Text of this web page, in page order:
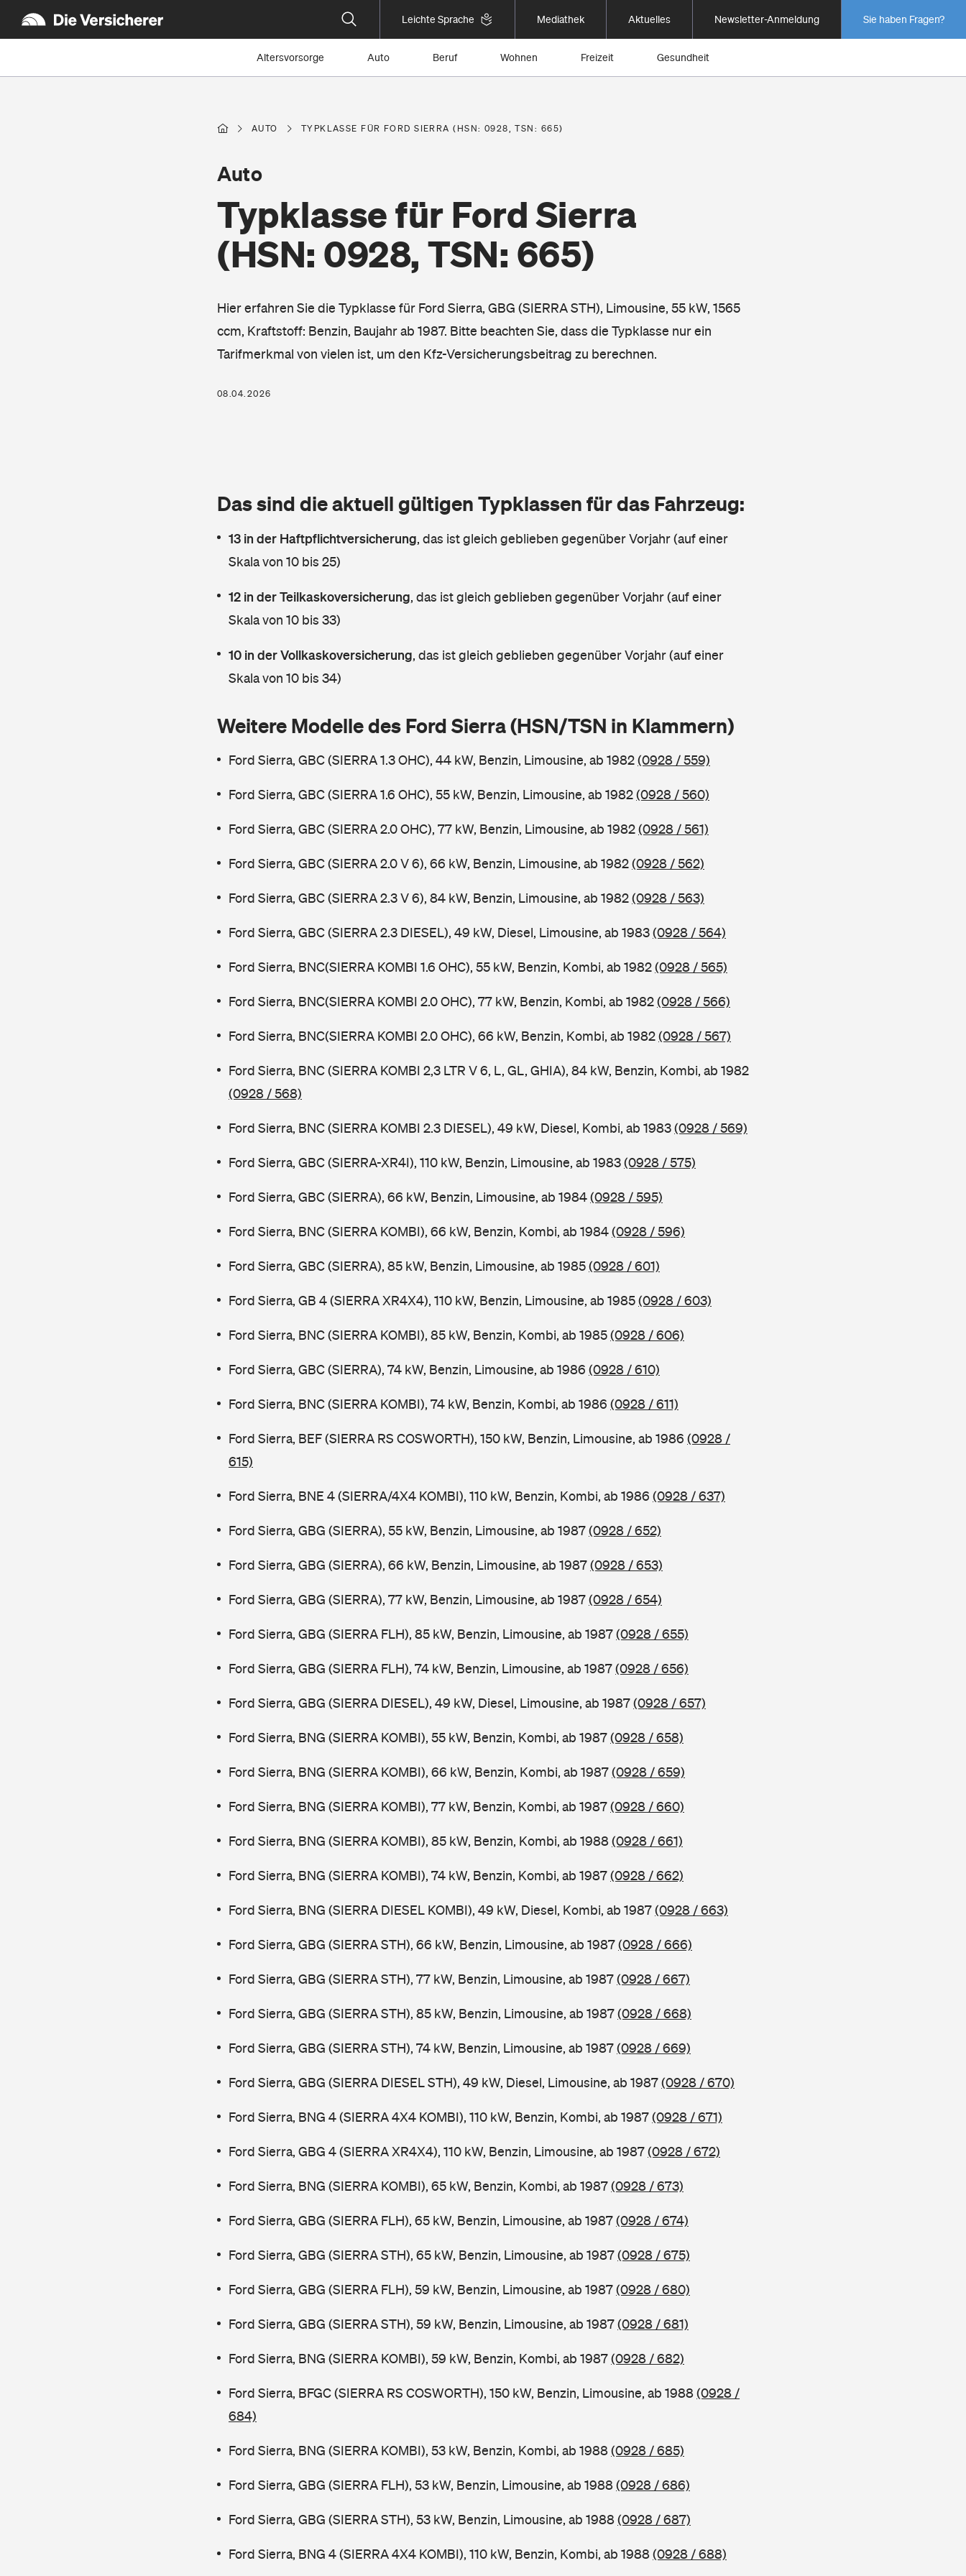
Leichte Sprache Mediathek Aktuelles Newsletter-Anmeldung Sie haben Fragen?
Altersvorsorge Auto Beruf Wohnen Freizeit Gesundheit
AUTO TYPKLASSE FÜR FORD SIERRA (HSN: 0928, TSN: 665)
Typklasse für Ford Sierra
(HSN: 0928, TSN: 665)
Auto
Hier erfahren Sie die Typklasse für Ford Sierra, GBG (SIERRA STH), Limousine, 55 kW, 1565
ccm, Kraftstoff: Benzin, Baujahr ab 1987. Bitte beachten Sie, dass die Typklasse nur ein
Tarifmerkmal von vielen ist, um den Kfz-Versicherungsbeitrag zu berechnen.
08.04.2026
Das sind die aktuell gültigen Typklassen für das Fahrzeug:
13 in der Haftpflichtversicherung, das ist gleich geblieben gegenüber Vorjahr (auf einer
Skala von 10 bis 25)
12 in der Teilkaskoversicherung, das ist gleich geblieben gegenüber Vorjahr (auf einer
Skala von 10 bis 33)
10 in der Vollkaskoversicherung, das ist gleich geblieben gegenüber Vorjahr (auf einer
Skala von 10 bis 34)
Weitere Modelle des Ford Sierra (HSN/TSN in Klammern)
Ford Sierra, GBC (SIERRA 1.3 OHC), 44 kW, Benzin, Limousine, ab 1982(0928 / 559)
Ford Sierra, GBC (SIERRA 1.6 OHC), 55 kW, Benzin, Limousine, ab 1982(0928 / 560)
Ford Sierra, GBC (SIERRA 2.0 OHC), 77 kW, Benzin, Limousine, ab 1982(0928 / 561)
Ford Sierra, GBC (SIERRA 2.0 V 6), 66 kW, Benzin, Limousine, ab 1982(0928 / 562)
Ford Sierra, GBC (SIERRA 2.3 V 6), 84 kW, Benzin, Limousine, ab 1982(0928 / 563)
Ford Sierra, GBC (SIERRA 2.3 DIESEL), 49 kW, Diesel, Limousine, ab 1983(0928 / 564)
Ford Sierra, BNC(SIERRA KOMBI 1.6 OHC), 55 kW, Benzin, Kombi, ab 1982(0928 / 565)
Ford Sierra, BNC(SIERRA KOMBI 2.0 OHC), 77 kW, Benzin, Kombi, ab 1982(0928 / 566)
Ford Sierra, BNC(SIERRA KOMBI 2.0 OHC), 66 kW, Benzin, Kombi, ab 1982(0928 / 567)
Ford Sierra, BNC (SIERRA KOMBI 2,3 LTR V 6, L, GL, GHIA), 84 kW, Benzin, Kombi, ab 1982
(0928 / 568)
Ford Sierra, BNC (SIERRA KOMBI 2.3 DIESEL), 49 kW, Diesel, Kombi, ab 1983(0928 / 569)
Ford Sierra, GBC (SIERRA-XR4I), 110 kW, Benzin, Limousine, ab 1983(0928 / 575)
Ford Sierra, GBC (SIERRA), 66 kW, Benzin, Limousine, ab 1984(0928 / 595)
Ford Sierra, BNC (SIERRA KOMBI), 66 kW, Benzin, Kombi, ab 1984(0928 / 596)
Ford Sierra, GBC (SIERRA), 85 kW, Benzin, Limousine, ab 1985(0928 / 601)
Ford Sierra, GB 4 (SIERRA XR4X4), 110 kW, Benzin, Limousine, ab 1985(0928 / 603)
Ford Sierra, BNC (SIERRA KOMBI), 85 kW, Benzin, Kombi, ab 1985(0928 / 606)
Ford Sierra, GBC (SIERRA), 74 kW, Benzin, Limousine, ab 1986 (0928 / 610)
Ford Sierra, BNC (SIERRA KOMBI), 74 kW, Benzin, Kombi, ab 1986 (0928 / 611)
Ford Sierra, BEF (SIERRA RS COSWORTH), 150 kW, Benzin, Limousine, ab 1986 (0928 /
615)
Ford Sierra, BNE 4 (SIERRA/4X4 KOMBI), 110 kW, Benzin, Kombi, ab 1986 (0928 / 637)
Ford Sierra, GBG (SIERRA), 55 kW, Benzin, Limousine, ab 1987(0928 / 652)
Ford Sierra, GBG (SIERRA), 66 kW, Benzin, Limousine, ab 1987(0928 / 653)
Ford Sierra, GBG (SIERRA), 77 kW, Benzin, Limousine, ab 1987(0928 / 654)
Ford Sierra, GBG (SIERRA FLH), 85 kW, Benzin, Limousine, ab 1987(0928 / 655)
Ford Sierra, GBG (SIERRA FLH), 74 kW, Benzin, Limousine, ab 1987(0928 / 656)
Ford Sierra, GBG (SIERRA DIESEL), 49 kW, Diesel, Limousine, ab 1987(0928 / 657)
Ford Sierra, BNG (SIERRA KOMBI), 55 kW, Benzin, Kombi, ab 1987(0928 / 658)
Ford Sierra, BNG (SIERRA KOMBI), 66 kW, Benzin, Kombi, ab 1987(0928 / 659)
Ford Sierra, BNG (SIERRA KOMBI), 77 kW, Benzin, Kombi, ab 1987(0928 / 660)
Ford Sierra, BNG (SIERRA KOMBI), 85 kW, Benzin, Kombi, ab 1988(0928 / 661)
Ford Sierra, BNG (SIERRA KOMBI), 74 kW, Benzin, Kombi, ab 1987(0928 / 662)
Ford Sierra, BNG (SIERRA DIESEL KOMBI), 49 kW, Diesel, Kombi, ab 1987(0928 / 663)
Ford Sierra, GBG (SIERRA STH), 66 kW, Benzin, Limousine, ab 1987(0928 / 666)
Ford Sierra, GBG (SIERRA STH), 77 kW, Benzin, Limousine, ab 1987(0928 / 667)
Ford Sierra, GBG (SIERRA STH), 85 kW, Benzin, Limousine, ab 1987(0928 / 668)
Ford Sierra, GBG (SIERRA STH), 74 kW, Benzin, Limousine, ab 1987(0928 / 669)
Ford Sierra, GBG (SIERRA DIESEL STH), 49 kW, Diesel, Limousine, ab 1987(0928 / 670)
Ford Sierra, BNG 4 (SIERRA 4X4 KOMBI), 110 kW, Benzin, Kombi, ab 1987(0928 / 671)
Ford Sierra, GBG 4 (SIERRA XR4X4), 110 kW, Benzin, Limousine, ab 1987(0928 / 672)
Ford Sierra, BNG (SIERRA KOMBI), 65 kW, Benzin, Kombi, ab 1987(0928 / 673)
Ford Sierra, GBG (SIERRA FLH), 65 kW, Benzin, Limousine, ab 1987(0928 / 674)
Ford Sierra, GBG (SIERRA STH), 65 kW, Benzin, Limousine, ab 1987(0928 / 675)
Ford Sierra, GBG (SIERRA FLH), 59 kW, Benzin, Limousine, ab 1987(0928 / 680)
Ford Sierra, GBG (SIERRA STH), 59 kW, Benzin, Limousine, ab 1987(0928 / 681)
Ford Sierra, BNG (SIERRA KOMBI), 59 kW, Benzin, Kombi, ab 1987(0928 / 682)
Ford Sierra, BFGC (SIERRA RS COSWORTH), 150 kW, Benzin, Limousine, ab 1988(0928 /
684)
Ford Sierra, BNG (SIERRA KOMBI), 53 kW, Benzin, Kombi, ab 1988(0928 / 685)
Ford Sierra, GBG (SIERRA FLH), 53 kW, Benzin, Limousine, ab 1988(0928 / 686)
Ford Sierra, GBG (SIERRA STH), 53 kW, Benzin, Limousine, ab 1988(0928 / 687)
Ford Sierra, BNG 4 (SIERRA 4X4 KOMBI), 110 kW, Benzin, Kombi, ab 1988(0928 / 688)